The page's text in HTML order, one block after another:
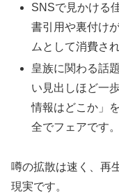
SNSで見かける
書引用や裏付け
ムとして消費さ
皇族に関わる話
い見出しほど一
情報はどこか」
全でフェアです。
噂の拡散は速く、再
現実です。